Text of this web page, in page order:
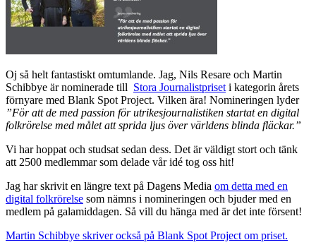
Oj så helt fantastiskt omtumlande. Jag, Nils Resare och Martin
Schibbye är nominerade till Stora Journalistpriset i kategorin årets
förnyare med Blank Spot Project. Vilken ära! Nomineringen lyder
”För att de med passion för utrikesjournalistiken startat en digital
folkrörelse med målet att sprida ljus över världens blinda fläckar.”
Vi har hoppat och studsat sedan dess. Det är väldigt stort och tänk
att 2500 medlemmar som delade vår idé tog oss hit!
Jag har skrivit en längre text på Dagens Media om detta med en
digital folkrörelse som nämns i nomineringen och bjuder med en
medlem på galamiddagen. Så vill du hänga med är det inte försent!
Martin Schibbye skriver också på Blank Spot Project om priset.